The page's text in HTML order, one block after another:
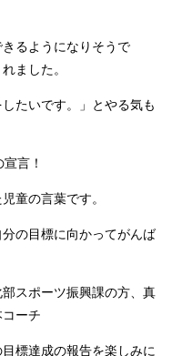
るようになりそうで
ました。
たいです。」とやる気も
言！
童の言葉です。
の目標に向かってがんば
スポーツ振興課の方、真
ーチ
標達成の報告を楽しみに